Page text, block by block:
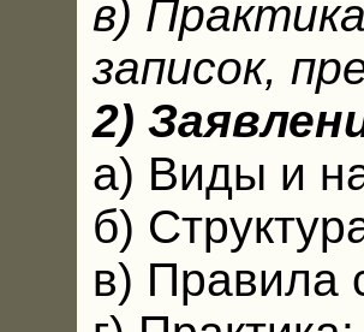
в)
записок,
2)
а) Виды и
б)
в) Правила